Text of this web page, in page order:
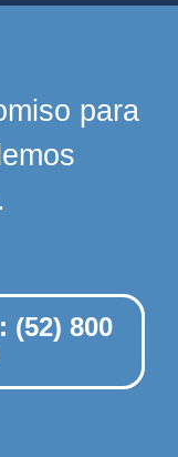
para
(52) 800